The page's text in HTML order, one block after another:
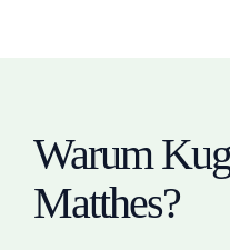
Warum
Matthes?